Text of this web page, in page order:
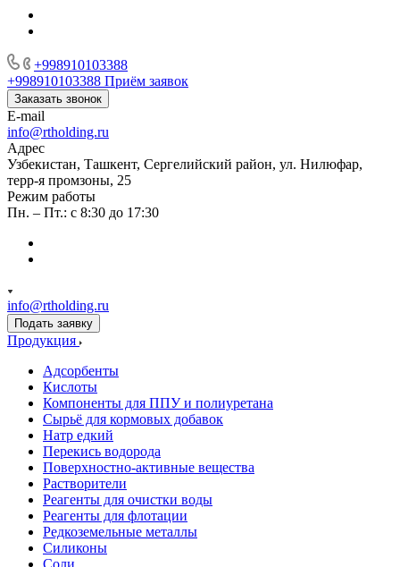
+998910103388
+998910103388 Приём заявок
Заказать звонок
E-mail
info@rtholding.ru
Адрес
Узбекистан, Ташкент, Сергелийский район, ул. Нилюфар,
терр-я промзоны, 25
Режим работы
Пн. – Пт.: с 8:30 до 17:30
info@rtholding.ru
Подать заявку
Продукция
Адсорбенты
Кислоты
Компоненты для ППУ и полиуретана
Сырьё для кормовых добавок
Натр едкий
Перекись водорода
Поверхностно-активные вещества
Растворители
Реагенты для очистки воды
Реагенты для флотации
Редкоземельные металлы
Силиконы
Соли